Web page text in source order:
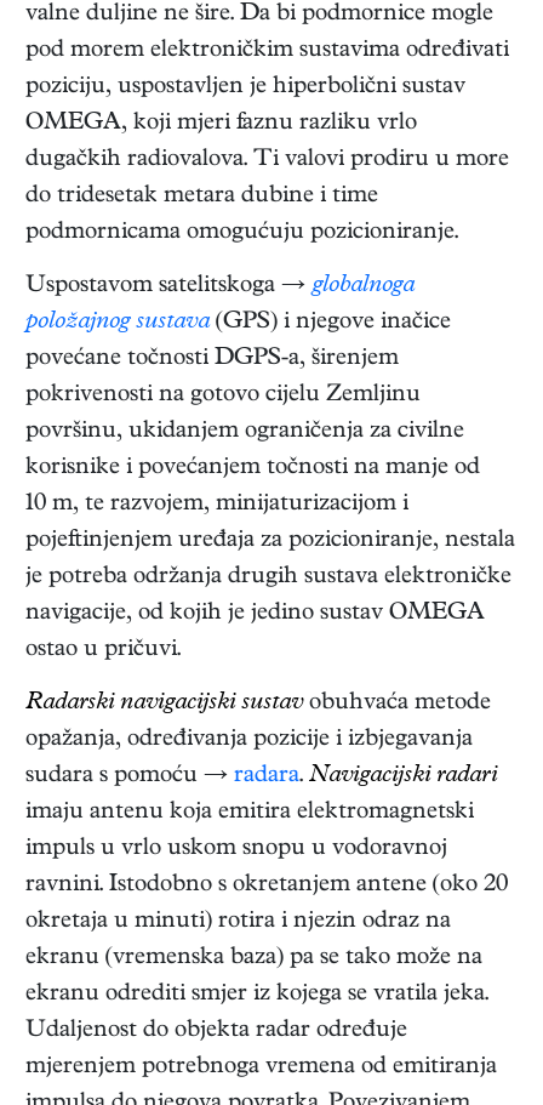
valne duljine ne šire. Da bi podmornice mogle
pod morem elektroničkim sustavima određivati
poziciju, uspostavljen je hiperbolični sustav
OMEGA, koji mjeri faznu razliku vrlo
dugačkih radiovalova. Ti valovi prodiru u more
do tridesetak metara dubine i time
podmornicama omogućuju pozicioniranje.
Uspostavom satelitskoga →globalnoga
položajnog sustava(GPS) i njegove inačice
povećane točnosti DGPS-a, širenjem
pokrivenosti na gotovo cijelu Zemljinu
površinu, ukidanjem ograničenja za civilne
korisnike i povećanjem točnosti na manje od
10 m, te razvojem, minijaturizacijom i
pojeftinjenjem uređaja za pozicioniranje, nestala
je potreba održanja drugih sustava elektroničke
navigacije, od kojih je jedino sustav OMEGA
ostao u pričuvi.
Radarski navigacijski sustavobuhvaća metode
opažanja, određivanja pozicije i izbjegavanja
sudara s pomoću → radara. Navigacijski radari
imaju antenu koja emitira elektromagnetski
impuls u vrlo uskom snopu u vodoravnoj
ravnini. Istodobno s okretanjem antene (oko 20
okretaja u minuti) rotira i njezin odraz na
ekranu (vremenska baza) pa se tako može na
ekranu odrediti smjer iz kojega se vratila jeka.
Udaljenost do objekta radar određuje
mjerenjem potrebnoga vremena od emitiranja